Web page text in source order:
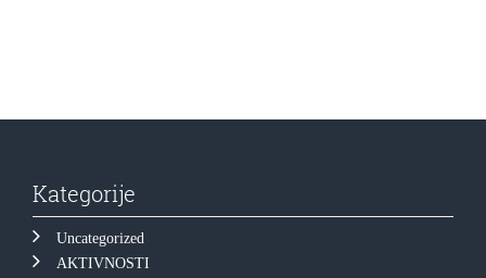
Kategorije
Uncategorized
AKTIVNOSTI